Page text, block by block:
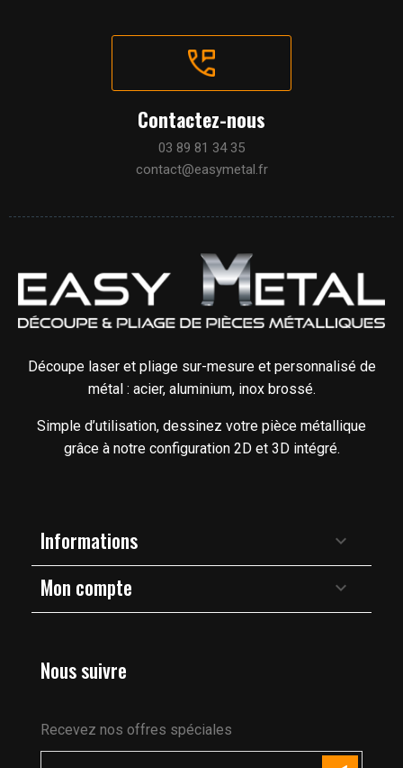
Contactez-nous
03 89 81 34 35
contact@easymetal.fr
Découpe laser et pliage sur-mesure et personnalisé de
métal : acier, aluminium, inox brossé.
Simple d’utilisation, dessinez votre pièce métallique
grâce à notre configuration 2D et 3D intégré.
Informations 
Mon compte 
Nous suivre
Recevez nos offres spéciales